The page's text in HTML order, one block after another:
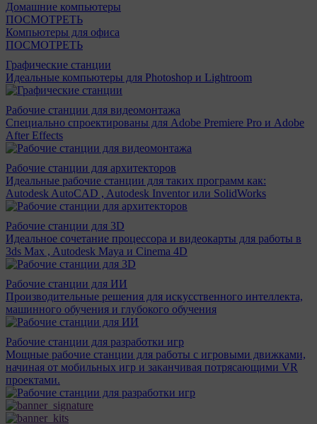
Домашние компьютеры
ПОСМОТРЕТЬ
Компьютеры для офиса
ПОСМОТРЕТЬ
Графические станции
Идеальные компьютеры для Photoshop и Lightroom
Рабочие станции для видеомонтажа
Специально спроектированы для Adobe Premiere Pro и Adobe
After Effects
Рабочие станции для архитекторов
Идеальные рабочие станции для таких программ как:
Autodesk AutoCAD , Autodesk Inventor или SolidWorks
Рабочие станции для 3D
Идеальное сочетание процессора и видеокарты для работы в
3ds Max , Autodesk Maya и Cinema 4D
Рабочие станции для ИИ
Производительные решения для искусственного интеллекта,
машинного обучения и глубокого обучения
Рабочие станции для разработки игр
Мощные рабочие станции для работы с игровыми движками,
начиная от мобильных игр и заканчивая потрясающими VR
проектами.